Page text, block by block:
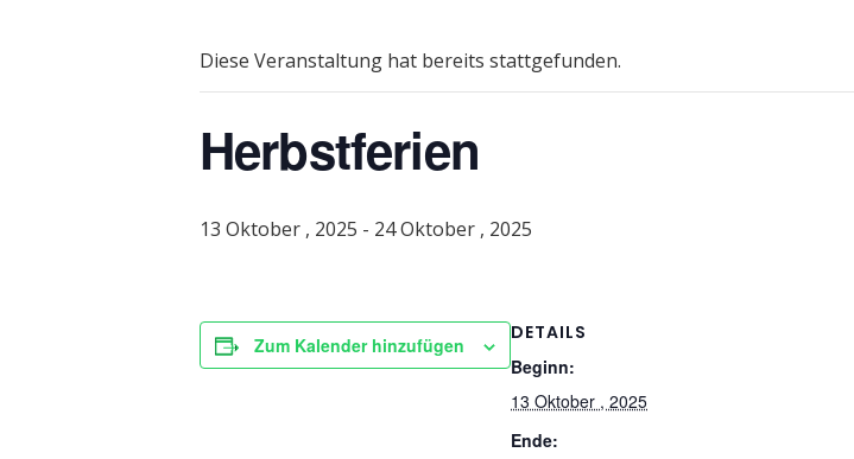
Diese Veranstaltung hat bereits stattgefunden.
Herbstferien
13 Oktober , 2025 - 24 Oktober , 2025
Zum Kalender hinzufügen
DETAILS
Beginn:
13 Oktober , 2025
Ende: